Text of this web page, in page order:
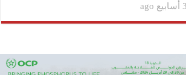
3 أسابيع ago